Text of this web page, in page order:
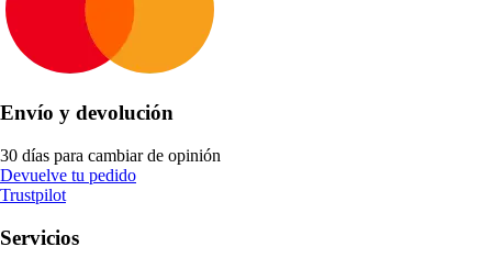
Envío y devolución
30 días para cambiar de opinión
Devuelve tu pedido
Trustpilot
Servicios